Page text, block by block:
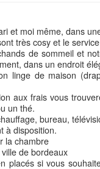
et moi même, dans
très cosy et le
de sommeil et
dans un endroit
linge de maison
aux frais vous
un thé.
bureau,
à disposition.
la chambre
de bordeaux
placés si vous